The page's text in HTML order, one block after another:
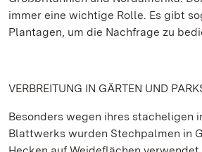
immer eine wichtige Rolle. Es gibt
Plantagen, um die Nachfrage zu
VERBREITUNG IN GÄRTEN UND
Besonders wegen ihres stacheligen
Blattwerks wurden Stechpalmen in